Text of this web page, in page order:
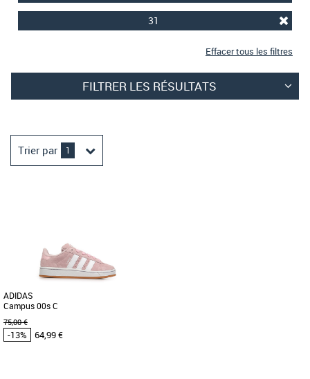
31
Effacer tous les filtres
FILTRER LES RÉSULTATS
Trier par 1
ADIDAS
Campus 00s C
75,00 €
-13% 64,99 €